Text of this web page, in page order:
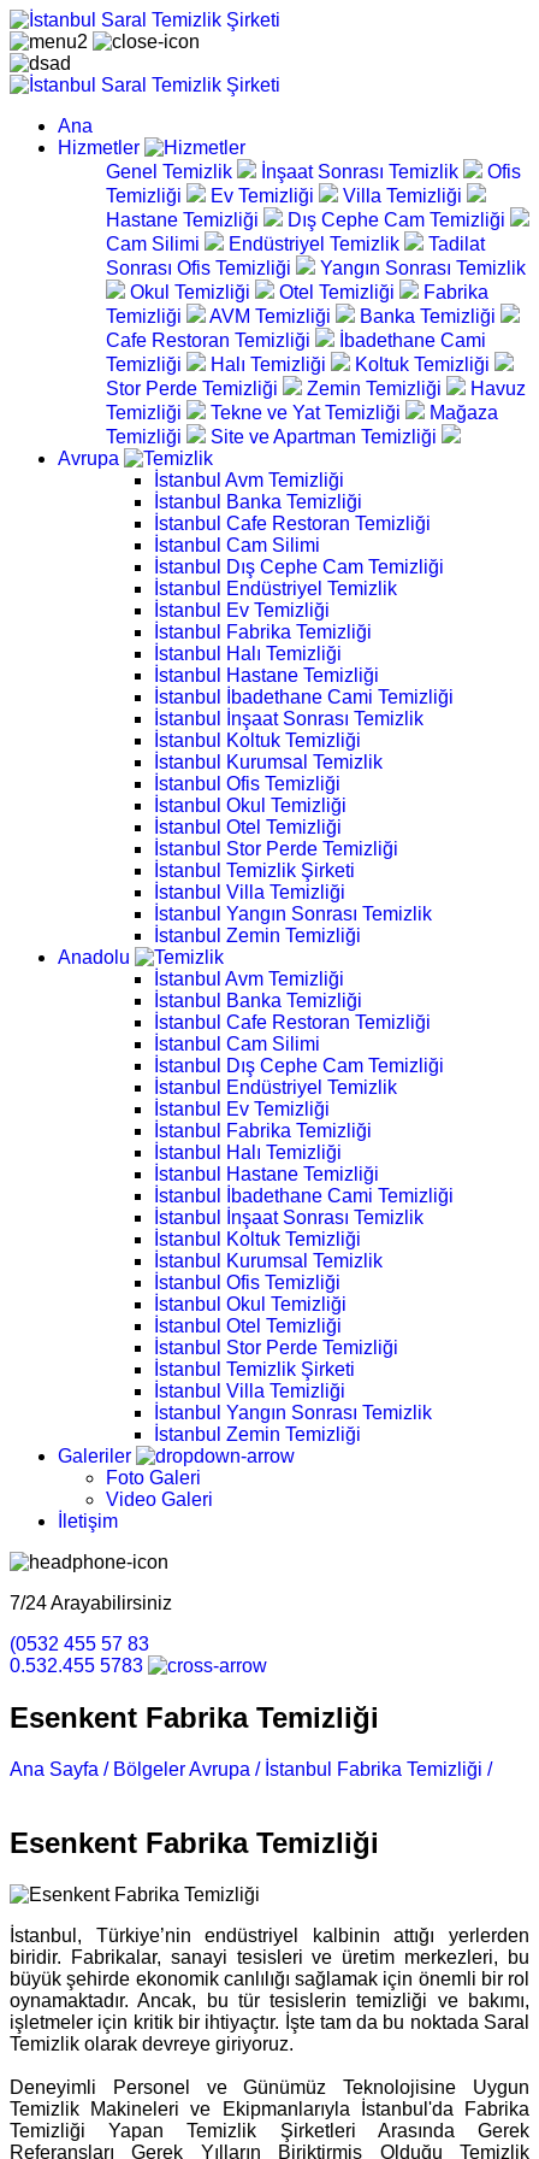
Ana
Hizmetler
Genel Temizlik
İnşaat Sonrası Temizlik
Ofis
Temizliği
Ev Temizliği
Villa Temizliği
Hastane Temizliği
Dış Cephe Cam Temizliği
Cam Silimi
Endüstriyel Temizlik
Tadilat
Sonrası Ofis Temizliği
Yangın Sonrası Temizlik
Okul Temizliği
Otel Temizliği
Fabrika
Temizliği
AVM Temizliği
Banka Temizliği
Cafe Restoran Temizliği
İbadethane Cami
Temizliği
Halı Temizliği
Koltuk Temizliği
Stor Perde Temizliği
Zemin Temizliği
Havuz
Temizliği
Tekne ve Yat Temizliği
Mağaza
Temizliği
Site ve Apartman Temizliği
Avrupa
İstanbul Avm Temizliği
İstanbul Banka Temizliği
İstanbul Cafe Restoran Temizliği
İstanbul Cam Silimi
İstanbul Dış Cephe Cam Temizliği
İstanbul Endüstriyel Temizlik
İstanbul Ev Temizliği
İstanbul Fabrika Temizliği
İstanbul Halı Temizliği
İstanbul Hastane Temizliği
İstanbul İbadethane Cami Temizliği
İstanbul İnşaat Sonrası Temizlik
İstanbul Koltuk Temizliği
İstanbul Kurumsal Temizlik
İstanbul Ofis Temizliği
İstanbul Okul Temizliği
İstanbul Otel Temizliği
İstanbul Stor Perde Temizliği
İstanbul Temizlik Şirketi
İstanbul Villa Temizliği
İstanbul Yangın Sonrası Temizlik
İstanbul Zemin Temizliği
Anadolu
İstanbul Avm Temizliği
İstanbul Banka Temizliği
İstanbul Cafe Restoran Temizliği
İstanbul Cam Silimi
İstanbul Dış Cephe Cam Temizliği
İstanbul Endüstriyel Temizlik
İstanbul Ev Temizliği
İstanbul Fabrika Temizliği
İstanbul Halı Temizliği
İstanbul Hastane Temizliği
İstanbul İbadethane Cami Temizliği
İstanbul İnşaat Sonrası Temizlik
İstanbul Koltuk Temizliği
İstanbul Kurumsal Temizlik
İstanbul Ofis Temizliği
İstanbul Okul Temizliği
İstanbul Otel Temizliği
İstanbul Stor Perde Temizliği
İstanbul Temizlik Şirketi
İstanbul Villa Temizliği
İstanbul Yangın Sonrası Temizlik
İstanbul Zemin Temizliği
Galeriler
Foto Galeri
Video Galeri
İletişim
7/24 Arayabilirsiniz
(0532 455 57 83
0.532.455 5783
Esenkent Fabrika Temizliği
Ana Sayfa / Bölgeler Avrupa / İstanbul Fabrika Temizliği /
Esenkent Fabrika Temizliği
İstanbul, Türkiye’nin endüstriyel kalbinin attığı yerlerden
biridir. Fabrikalar, sanayi tesisleri ve üretim merkezleri, bu
büyük şehirde ekonomik canlılığı sağlamak için önemli bir rol
oynamaktadır. Ancak, bu tür tesislerin temizliği ve bakımı,
işletmeler için kritik bir ihtiyaçtır. İşte tam da bu noktada Saral
Temizlik olarak devreye giriyoruz.
Deneyimli Personel ve Günümüz Teknolojisine Uygun
Temizlik Makineleri ve Ekipmanlarıyla İstanbul'da Fabrika
Temizliği Yapan Temizlik Şirketleri Arasında Gerek
Referansları Gerek Yılların Biriktirmiş Olduğu Temizlik